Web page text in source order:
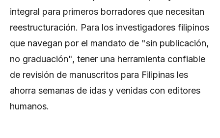
integral para primeros borradores que necesitan
reestructuración. Para los investigadores filipinos
que navegan por el mandato de "sin publicación,
no graduación", tener una herramienta confiable
de revisión de manuscritos para Filipinas les
ahorra semanas de idas y venidas con editores
humanos.